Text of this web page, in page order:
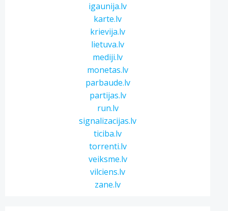
igaunija.lv
karte.lv
krievija.lv
lietuva.lv
mediji.lv
monetas.lv
parbaude.lv
partijas.lv
run.lv
signalizacijas.lv
ticiba.lv
torrenti.lv
veiksme.lv
vilciens.lv
zane.lv